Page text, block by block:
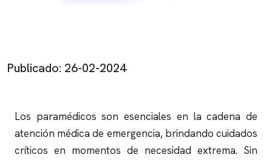
Publicado: 26-02-2024
Los paramédicos son esenciales en la cadena de
atención médica de emergencia, brindando cuidados
críticos en momentos de necesidad extrema. Sin